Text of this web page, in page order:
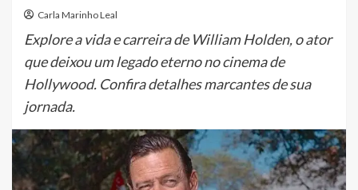
Carla Marinho Leal
Explore a vida e carreira de William Holden, o ator
que deixou um legado eterno no cinema de
Hollywood. Confira detalhes marcantes de sua
jornada.